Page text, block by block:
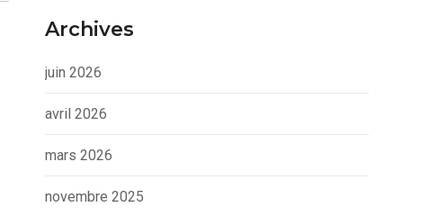
Archives
juin 2026
avril 2026
mars 2026
novembre 2025